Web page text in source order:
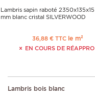
Lambris sapin raboté 2350x135x15
mm blanc cristal SILVERWOOD
36,88 € TTC le m²
EN COURS DE RÉAPPRO
Lambris bois blanc